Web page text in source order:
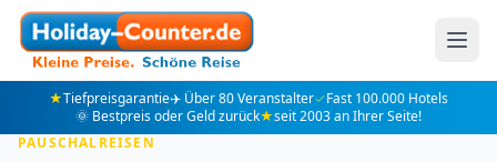
★Tiefpreisgarantie✈️ Über 80 Veranstalter✓Fast 100.000 Hotels
🌞 Bestpreis oder Geld zurück★seit 2003 an Ihrer Seite!
PAUSCHALREISEN